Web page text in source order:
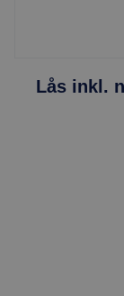
Lås inkl.